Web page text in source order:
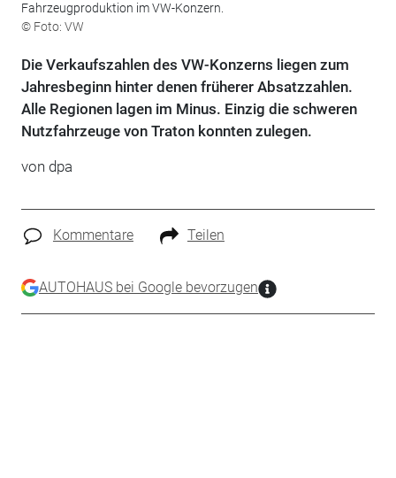
Fahrzeugproduktion im VW-Konzern.
© Foto: VW
Die Verkaufszahlen des VW-Konzerns liegen zum
Jahresbeginn hinter denen früherer Absatzzahlen.
Alle Regionen lagen im Minus. Einzig die schweren
Nutzfahrzeuge von Traton konnten zulegen.
von dpa
Kommentare Teilen
AUTOHAUS bei Google bevorzugen